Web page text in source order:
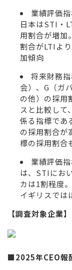
業績評価
日本はSTI・
用割合が増加
割合がLTIよ
加傾向
将来財務
会）、G（ガ
の他）の採用
スと比較して
係る指標であ
の採用割合が
標の採用割合
業績評価
は、STIにお
カは1割程度
イギリスでは
【調査対象企業】
■2025年CEO報